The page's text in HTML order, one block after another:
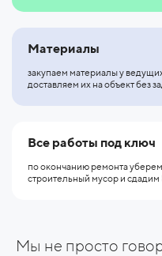
Материалы
закупаем материалы у
доставляем их на объект без
Все работы под ключ
по окончанию ремонта
строительный мусор и сдадим
Мы не просто